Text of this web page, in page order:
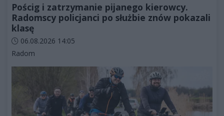
Pościg i zatrzymanie pijanego kierowcy.
Radomscy policjanci po służbie znów pokazali
klasę
Data dodania artykułu:
06.08.2026 14:05
Kategorie artykułu:
Radom